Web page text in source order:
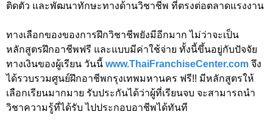
ติดตัว และพัฒนาทักษะทางด้านวิชาชีพ ที่ตรงต่อตลาดแรงงาน
ทางเลือกของของการฝึกวิชาชีพยังมีอีกมาก ไม่ว่าจะเป็น
หลักสูตรฝึกอาชีพฟรี และแบบมีค่าใช้จ่าย ทั้งนี้ขึ้นอยู่กับปัจจัย
ทางเงินของผู้เรียน วันนี้ www.ThaiFranchiseCenter.com จึง
ได้รวบรวมศูนย์ฝึกอาชีพกรุงเทพมหานคร ฟรี!! มีหลักสูตรให้
เลือกเรียนมากมาย รับประกันได้ว่าผู้ที่เรียนจบ จะสามารถนำ
วิชาความรู้ที่ได้รับ ไปประกอบอาชีพได้ทันที